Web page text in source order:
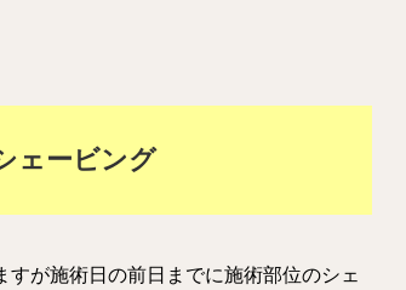
ェービング
が施術日の前日までに施術部位のシェ